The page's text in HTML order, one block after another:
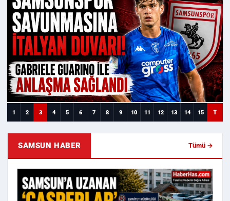
1 2 3 4 5 6 7 8 9 10 11 12 13 14 15 T
SAMSUN HABER Tümü →